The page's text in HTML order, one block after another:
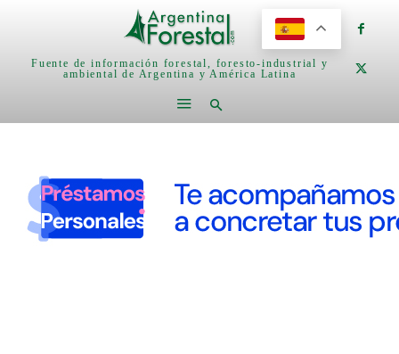
Fuente de información forestal, foresto-industrial y
ambiental de Argentina y América Latina